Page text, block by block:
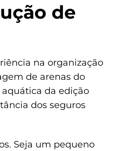
de
na organização
de arenas do
da edição
dos seguros
Seja um pequeno